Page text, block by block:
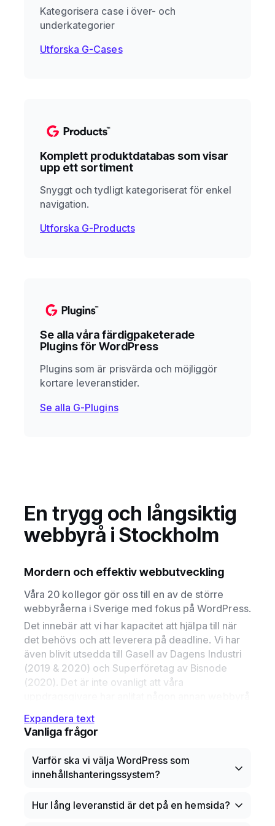
Kategorisera case i över- och
underkategorier
Utforska G-Cases
Komplett produktdatabas som visar
upp ett sortiment
Snyggt och tydligt kategoriserat för enkel
navigation.
Utforska G-Products
Se alla våra färdigpaketerade
Plugins för WordPress
Plugins som är prisvärda och möjliggör
kortare leveranstider.
Se alla G-Plugins
En trygg och långsiktig
webbyrå i Stockholm
Mordern och effektiv webbutveckling
Våra 20 kollegor gör oss till en av de större
webbyråerna i Sverige med fokus på WordPress.
Det innebär att vi har kapacitet att hjälpa till när
det behövs och att leverera på deadline. Vi har
även blivit utsedda till Gasell av Dagens Industri
(2019 & 2020) och Superföretag av Bisnode
(2020). Det är inte ovanligt att våra
ambition är att vara sista anhalt för hemsidor
byggda i WordPress. Stabil ekonomi är viktigt för
guldsigill samt Creditsafes intyg om högsta
kreditvärdighet. Vi kan hjälpa till med hela
utbildning, lansering samt långsiktig drift och
Expandera text
Vanliga frågor
Varför ska vi välja WordPress som
innehållshanteringssystem?
WordPress är världens mest använda
Hur lång leveranstid är det på en hemsida?